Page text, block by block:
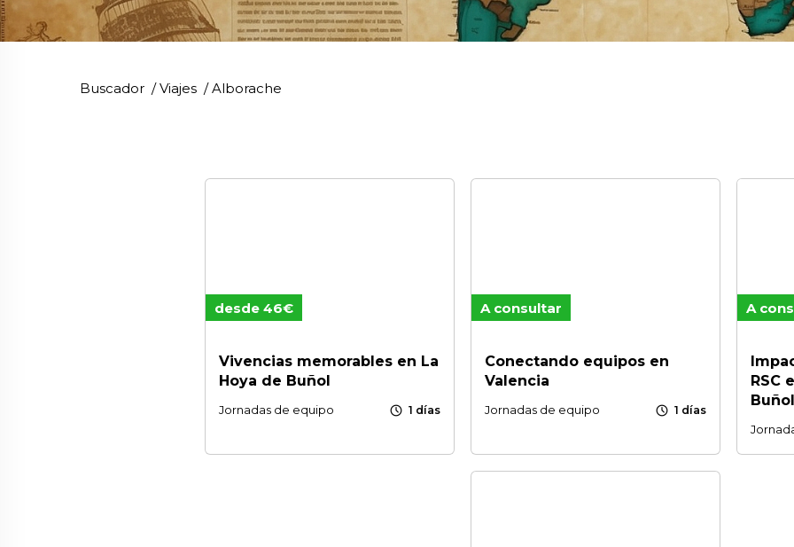
Buscador /Viajes /Alborache
desde 46€
Vivencias memorables en La
Hoya de Buñol
Jornadas de equipo schedule 1 días
A consultar
Conectando equipos en
Valencia
Jornadas de equipo schedule 1 días
A
RSC
Buñol